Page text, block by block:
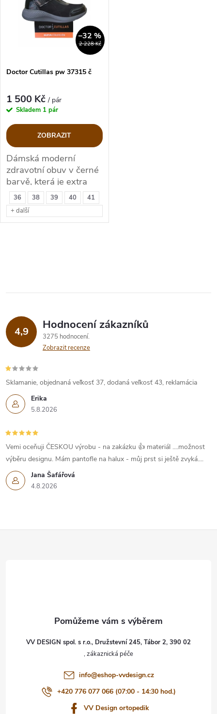
p
r
o
d
u
k
t
Abecedně
s
p
r
o
d
u
k
2 228 Kč
–32 %
36 38 39 40
41
+ další
Doctor Cutillas pw 37315 č
1 500 Kč/ pár
Skladem 1 pár
ZOBRAZIT
Dámská moderní
zdravotní obuv v černé
barvě, která je extra
lehounká.
l
d
a
c
í
p
r
v
k
y
4,9 Hodnocení zákazníků
3275 hodnocení
Zobrazit recenze
Erika
5.8.2026
Sklamanie, objednaná veľkosť 37, dodaná veľkosť 43, reklamácia
Jana Šafářová
4.8.2026
Vemi oceňuji ČESKOU výrobu - na zakázku 👍 materiál ....možnost
výběru designu. Mám pantofle na halux - můj prst si ještě zvyká....
VV DESIGN spol. s r.o., Družstevní 245, Tábor 2, 390 02
info@eshop-vvdesign.cz
+420 776 077 066 (07:00 - 14:30 hod.)
VV Design ortopedik